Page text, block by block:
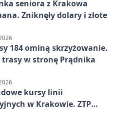
seniora z Krakowa
Zniknęły dolary i złote
184 ominą skrzyżowanie.
w stronę Prądnika
kursy linii
w Krakowie. ZTP